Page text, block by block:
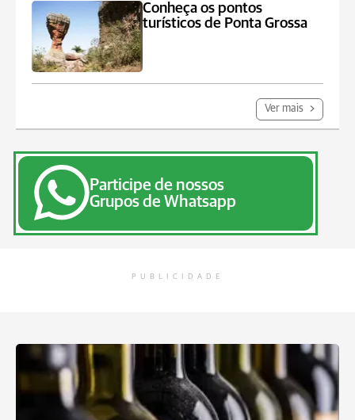
Conheça os pontos
turísticos de Ponta Grossa
Ver mais
Participe de nossos
Grupos de Whatsapp
PUBLICIDADE